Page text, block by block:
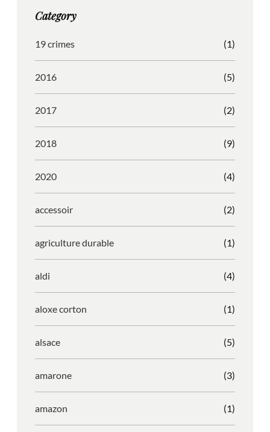
r
m
o
Category
19 crimes (1)
2016 (5)
2017 (2)
2018 (9)
2020 (4)
accessoir (2)
agriculture durable (1)
aldi (4)
aloxe corton (1)
alsace (5)
amarone (3)
amazon (1)